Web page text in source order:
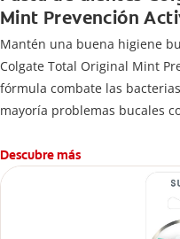
Mint Prevención
Mantén una buena higiene
Colgate Total Original Mint
fórmula combate las
mayoría problemas bucales
caries.
Descubre más